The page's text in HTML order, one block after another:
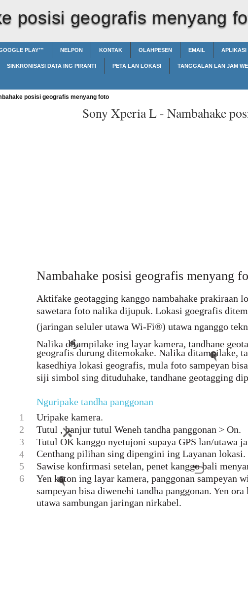
posisi geografis menyang
PLAY™‎ NELPON KONTAK OLAHPESEN EMAIL APLIKASI
SINKRONISASI DATA ING PIRANTI PETA LAN LOKASI TANGGALAN LAN JAM
posisi geografis menyang foto
Sony Xperia L - Nambahake
Nambahake posisi geografis menyang
Aktifake geotagging kanggo nambahake prakiraan
sawetara foto nalika dijupuk. Lokasi goegrafis
(jaringan seluler utawa Wi-Fi®) utawa nganggo
Nalika ditampilake ing layar kamera, tandhane
geografis durung ditemokake. Nalika ditampilake,
kasedhiya lokasi geografis, mula foto sampeyan
siji simbol sing dituduhake, tandhane geotagging
Nguripake tandha panggonan
1
Uripake kamera.
2
Tutul , banjur tutul Weneh tandha panggonan > On.
3
Tutul OK kanggo nyetujoni supaya GPS lan/utawa
4
Centhang pilihan sing dipengini ing Layanan lokasi.
5
Sawise konfirmasi setelan, penet kanggo bali
6
Yen katon ing layar kamera, panggonan sampeyan
sampeyan bisa diwenehi tandha panggonan. Yen
utawa sambungan jaringan nirkabel.